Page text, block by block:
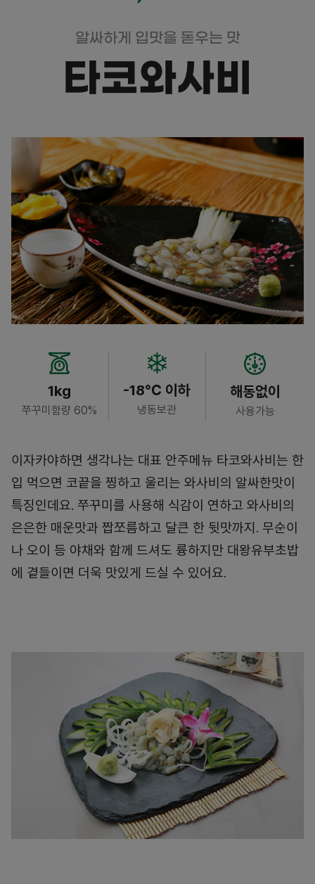
알싸하게 입맛을 돋우는 맛
타코와사비
1kg
쭈꾸미함량 60%
-18℃ 이하
냉동보관
해동없이
사용가능
이자카야하면 생각나는 대표 안주메뉴 타코와사비는 한
입 먹으면 코끝을 찡하고 울리는 와사비의 알싸한맛이
특징인데요. 쭈꾸미를 사용해 식감이 연하고 와사비의
은은한 매운맛과 짭쪼름하고 달큰 한 뒷맛까지. 무순이
나 오이 등 야채와 함께 드셔도 륭하지만 대왕유부초밥
에 곁들이면 더욱 맛있게 드실 수 있어요.